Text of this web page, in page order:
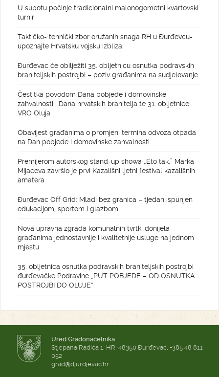
U subotu počinje tradicionalni malonogometni kvartovski
turnir
Taktičko- tehnički zbor oružanih snaga RH u Đurđevcu-
upoznajte Hrvatsku vojsku izbliza
Đurđevac će obilježiti 35. obljetnicu osnutka podravskih
braniteljskih postrojbi – poziv građanima na sudjelovanje
Čestitka povodom Dana pobjede i domovinske
zahvalnosti i Dana hrvatskih branitelja te 31. obljetnice
VRO Oluja
Obavijest građanima o promjeni termina odvoza otpada
na Dan pobjede i domovinske zahvalnosti
Premijerom autorskog stand-up showa „Eto tak.” Marka
Mijaceva završio je prvi Kazališni ljetni festival kazališnih
amatera
Đurđevac Off Grid: Mladi bez granica – tjedan ispunjen
edukacijom, sportom i glazbom
Nova upravna zgrada komunalnih tvrtki donijela
građanima jednostavnije i kvalitetnije usluge na jednom
mjestu
35. obljetnica osnutka podravskih braniteljskih postrojbi
đurđevačke Podravine „PUT POBJEDE – OD OSNUTKA
POSTROJBI DO OLUJE“
Ured Gradonačelnika
Stjepana Radića 1, HR-48350 Đurđevac, +385 48 811
052
grad@djurdjevac.hr